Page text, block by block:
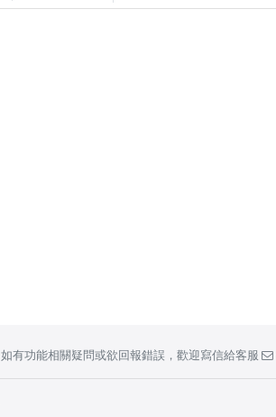
如有功能相關疑問或欲回報錯誤，歡迎寫信給客服